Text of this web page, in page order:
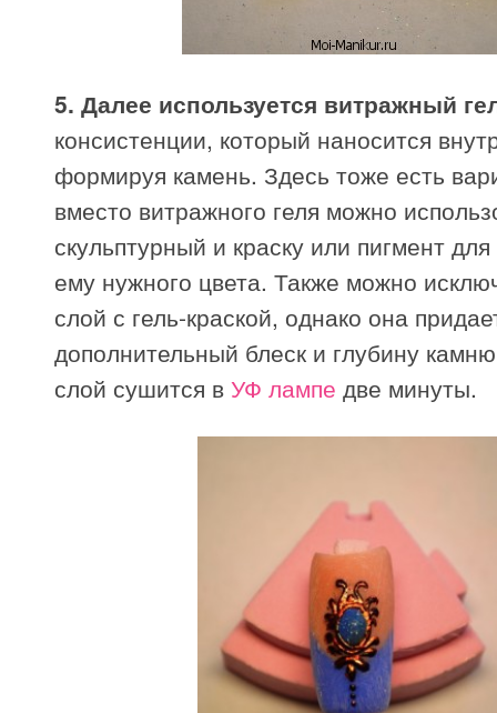
5. Далее используется витражный
консистенции, который наносится
формируя камень. Здесь тоже есть
вместо витражного геля можно
скульптурный и краску или пигмент
ему нужного цвета. Также можно
слой с гель-краской, однако она
дополнительный блеск и глубину
слой сушится в УФ лампе две минуты.